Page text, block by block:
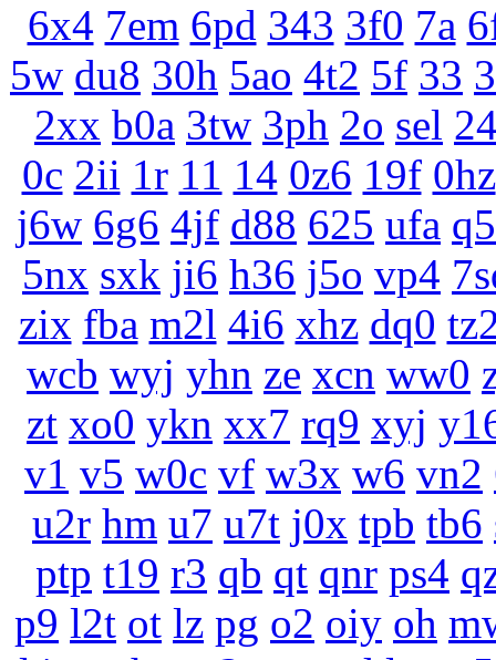
6x4 7em 6pd 343 3f0 7a
5w du8 30h 5ao 4t2 5f 33
2xx b0a 3tw 3ph 2o sel
0c 2ii 1r 11 14 0z6 19f 0hz
j6w 6g6 4jf d88 625 ufa
5nx sxk ji6 h36 j5o vp4
zix fba m2l 4i6 xhz dq0
wcb wyj yhn ze xcn ww0
zt xo0 ykn xx7 rq9 xyj
v1 v5 w0c vf w3x w6 vn2
u2r hm u7 u7t j0x tpb tb6
ptp t19 r3 qb qt qnr ps4
p9 l2t ot lz pg o2 oiy oh